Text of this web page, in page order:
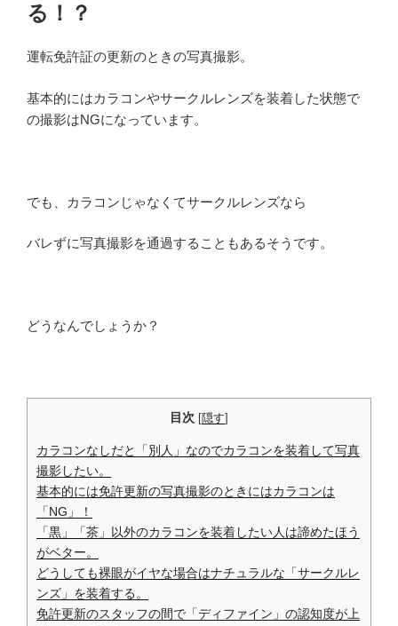
る！？
運転免許証の更新のときの写真撮影。
基本的にはカラコンやサークルレンズを装着した状態で
の撮影はNGになっています。
でも、カラコンじゃなくてサークルレンズなら
バレずに写真撮影を通過することもあるそうです。
どうなんでしょうか？
目次 [隠す]
カラコンなしだと「別人」なのでカラコンを装着して写真
撮影したい。
基本的には免許更新の写真撮影のときにはカラコンは
「NG」！
「黒」「茶」以外のカラコンを装着したい人は諦めたほう
がベター。
どうしても裸眼がイヤな場合はナチュラルな「サークルレ
ンズ」を装着する。
免許更新のスタッフの間で「ディファイン」の認知度が上